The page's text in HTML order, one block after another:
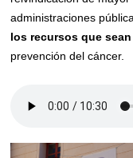
administraciones
los recursos que
prevención del cáncer.